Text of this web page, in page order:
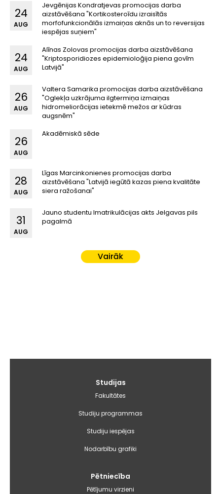
Jevgēnijas Kondratjevas promocijas darba
aizstāvēšana "Kortikosteroīdu izraisītās
morfofunkcionālās izmaiņas aknās un to reversijas
iespējas suņiem"
24
AUG
Alīnas Zolovas promocijas darba aizstāvēšana
"Kriptosporidiozes epidemioloğija piena govīm
Latvijā"
24
AUG
Valtera Samarika promocijas darba aizstāvēšana
"Oglekļa uzkrājuma ilgtermiņa izmaiņas
hidromeliorācijas ietekmē mežos ar kūdras
augsnēm"
26
AUG
Akadēmiskā sēde
26
AUG
Līgas Marcinkonienes promocijas darba
aizstāvēšana "Latvijā iegūtā kazas piena kvalitāte
siera ražošanai"
28
AUG
Jauno studentu Imatrikulācijas akts Jelgavas pils
pagalmā
31
AUG
Vairāk
Studijas
Fakultātes
Studiju programmas
Studiju iespējas
Nodarbību grafiki
Pētniecība
Pētījumu virzieni